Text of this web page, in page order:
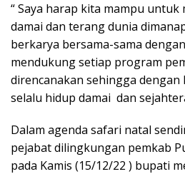
“ Saya harap kita mampu untuk
damai dan terang dunia
berkarya bersama-sama
mendukung setiap program
direncanakan sehingga dengan
selalu hidup damai dan
Dalam agenda safari natal
pejabat dilingkungan pemkab
pada Kamis (15/12/22 ) bupati